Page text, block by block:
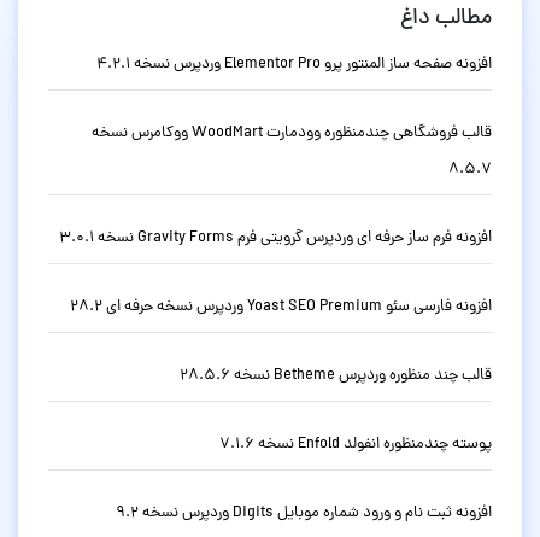
مطالب داغ
افزونه صفحه ساز المنتور پرو Elementor Pro وردپرس نسخه 4.2.1
قالب فروشگاهی چندمنظوره وودمارت WoodMart ووکامرس نسخه
8.5.7
افزونه فرم ساز حرفه ای وردپرس گرویتی فرم Gravity Forms نسخه 3.0.1
افزونه فارسی سئو Yoast SEO Premium وردپرس نسخه حرفه ای 28.2
قالب چند منظوره وردپرس Betheme نسخه 28.5.6
پوسته چندمنظوره انفولد Enfold نسخه 7.1.6
افزونه ثبت نام و ورود شماره موبایل Digits وردپرس نسخه 9.2